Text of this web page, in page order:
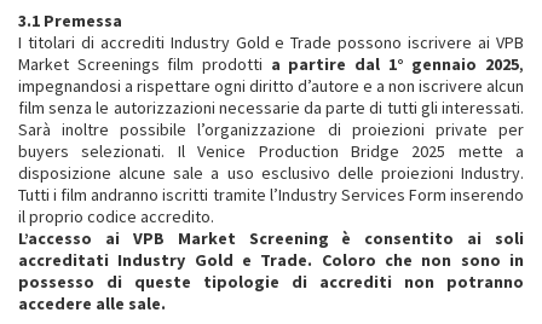
3.1 Premessa
I titolari di accrediti Industry Gold e Trade possono iscrivere ai VPB
Market Screenings film prodotti a partire dal 1° gennaio 2025,
impegnandosi a rispettare ogni diritto d’autore e a non iscrivere alcun
film senza le autorizzazioni necessarie da parte di tutti gli interessati.
Sarà inoltre possibile l’organizzazione di proiezioni private per
buyers selezionati. Il Venice Production Bridge 2025 mette a
disposizione alcune sale a uso esclusivo delle proiezioni Industry.
Tutti i film andranno iscritti tramite l’Industry Services Form inserendo
il proprio codice accredito.
L’accesso ai VPB Market Screening è consentito ai soli
accreditati Industry Gold e Trade. Coloro che non sono in
possesso di queste tipologie di accrediti non potranno
accedere alle sale.